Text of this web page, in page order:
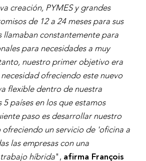
creación, PYMES y grandes
de 12 a 24 meses para sus
llamaban constantemente para
para necesidades a muy
nuestro primer objetivo era
ofreciendo este nuevo
flexible dentro de nuestra
países en los que estamos
paso es desarrollar nuestro
un servicio de 'oficina a
las empresas con una
híbrida", afirma François